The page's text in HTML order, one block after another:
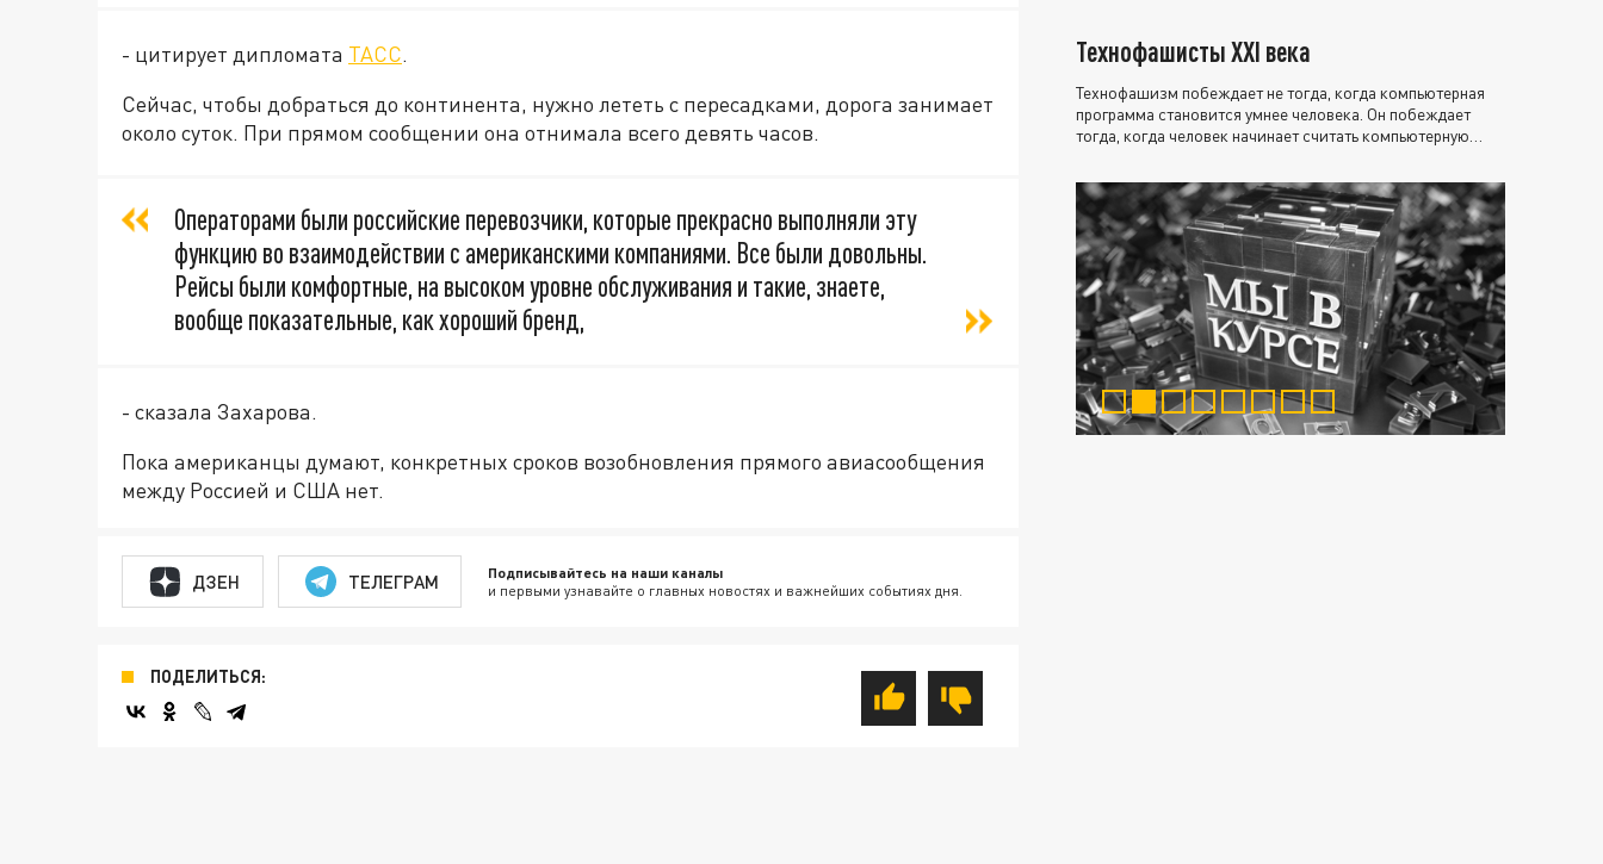
- цитирует дипломата ТАСС.
Сейчас, чтобы добраться до континента, нужно лететь с пересадками, дорога занимает
около суток. При прямом сообщении она отнимала всего девять часов.
Операторами были российские перевозчики, которые прекрасно выполняли эту
функцию во взаимодействии с американскими компаниями. Все были довольны.
Рейсы были комфортные, на высоком уровне обслуживания и такие, знаете,
вообще показательные, как хороший бренд,
- сказала Захарова.
Пока американцы думают, конкретных сроков возобновления прямого авиасообщения
между Россией и США нет.
ДЗЕН ТЕЛЕГРАМ Подписывайтесь на наши каналы
и первыми узнавайте о главных новостях и важнейших событиях дня.
ПОДЕЛИТЬСЯ:
Технофашисты XXI века
Технофашизм побеждает не тогда, когда компьютерная
программа становится умнее человека. Он побеждает
тогда, когда человек начинает считать компьютерную